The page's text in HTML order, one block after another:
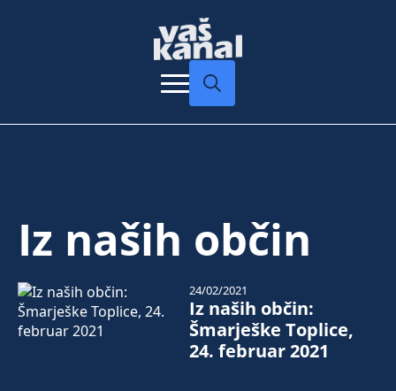
Iz naših občin
Iz naših občin:
Šmarješke Toplice,
24. februar 2021
24/02/2021